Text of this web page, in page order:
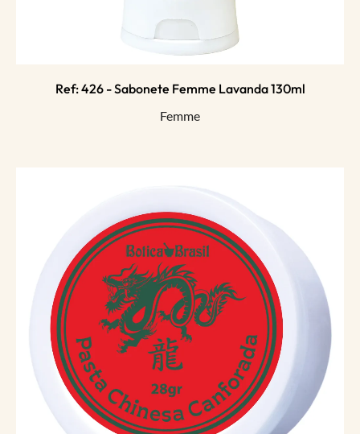
Ref: 426 - Sabonete Femme Lavanda 130ml
Femme